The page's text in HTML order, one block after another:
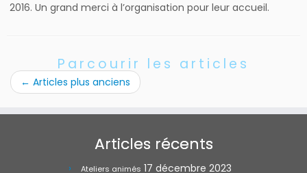
2016. Un grand merci à l’organisation pour leur accueil.
Parcourir les articles
← Articles plus anciens
Articles récents
Ateliers animés 17 décembre 2023